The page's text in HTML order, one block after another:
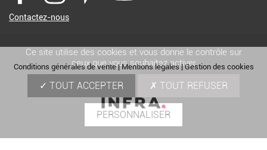
Contactez-nous
Conditions générales de vente|Mentions légales|Gestion des cookies
Ce site utilise des cookies et vous donne le contrôle sur
ceux que vous souhaitez activer
TOUT ACCEPTER TOUT REFUSER
PERSONNALISER